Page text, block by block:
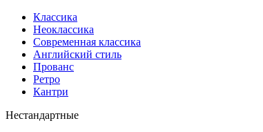
Классика
Неоклассика
Современная классика
Английский стиль
Прованс
Ретро
Кантри
Нестандартные